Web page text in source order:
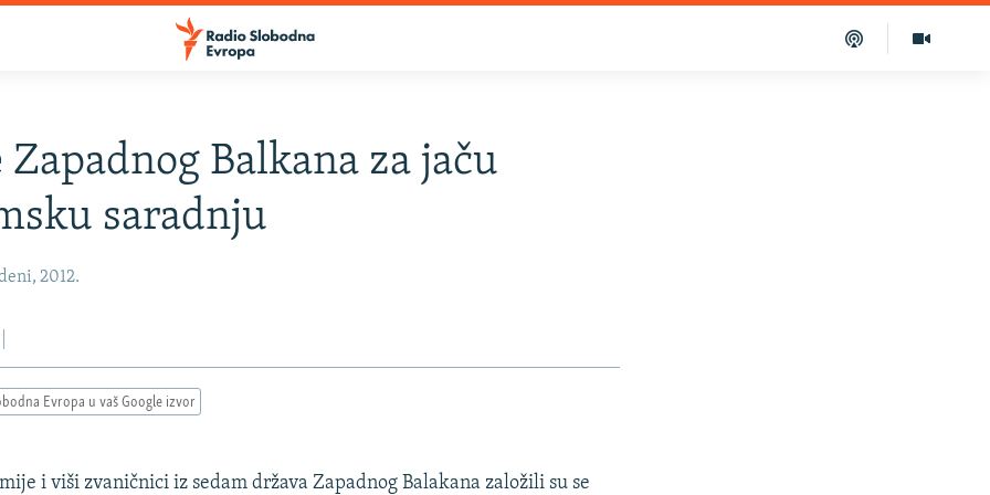
Balkana za jaču
saradnju
2012.
Evropa u vaš Google izvor
i viši zvaničnici iz sedam država Zapadnog Balakana založili su se